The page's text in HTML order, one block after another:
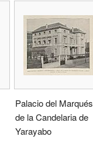
Palacio del Marqués
de la Candelaria de
Yarayabo